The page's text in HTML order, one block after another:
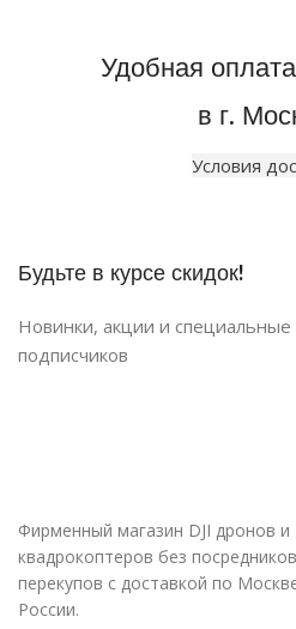
Удобная
в г.
Условия
Будьте в курсе скидок!
Новинки, акции и
подписчиков
Фирменный магазин DJI дронов и
квадрокоптеров без
перекупов с доставкой по
России.